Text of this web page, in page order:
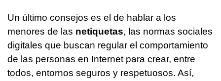
Un último consejos es el de hablar a los
menores de las netiquetas, las normas sociales
digitales que buscan regular el comportamiento
de las personas en Internet para crear, entre
todos, entornos seguros y respetuosos. Así,